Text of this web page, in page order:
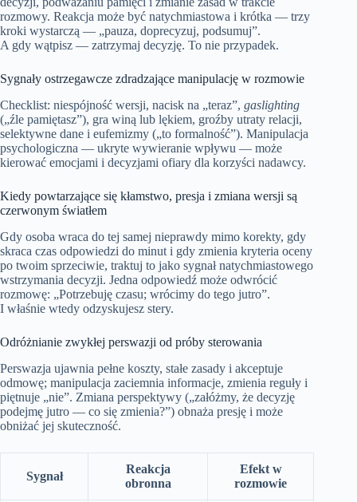
rozmowy. Reakcja może być natychmiastowa i krótka — trzy
kroki wystarczą — „pauza, doprecyzuj, podsumuj”.
A gdy wątpisz — zatrzymaj decyzję. To nie przypadek.
Sygnały ostrzegawcze zdradzające manipulację w rozmowie
Checklist: niespójność wersji, nacisk na „teraz”, gaslighting
(„źle pamiętasz”), gra winą lub lękiem, groźby utraty relacji,
selektywne dane i eufemizmy („to formalność”). Manipulacja
psychologiczna — ukryte wywieranie wpływu — może
kierować emocjami i decyzjami ofiary dla korzyści nadawcy.
Kiedy powtarzające się kłamstwo, presja i zmiana wersji są
czerwonym światłem
Gdy osoba wraca do tej samej nieprawdy mimo korekty, gdy
skraca czas odpowiedzi do minut i gdy zmienia kryteria oceny
po twoim sprzeciwie, traktuj to jako sygnał natychmiastowego
wstrzymania decyzji. Jedna odpowiedź może odwrócić
rozmowę: „Potrzebuję czasu; wrócimy do tego jutro”.
I właśnie wtedy odzyskujesz stery.
Odróżnianie zwykłej perswazji od próby sterowania
Perswazja ujawnia pełne koszty, stałe zasady i akceptuje
odmowę; manipulacja zaciemnia informacje, zmienia reguły i
piętnuje „nie”. Zmiana perspektywy („załóżmy, że decyzję
podejmę jutro — co się zmienia?”) obnaża presję i może
obniżać jej skuteczność.
Sygnał
Reakcja
obronna
Efekt w
rozmowie